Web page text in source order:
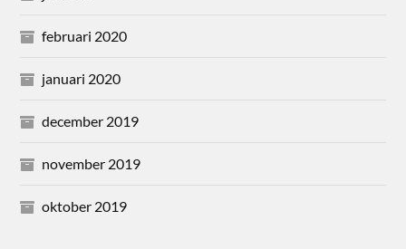
februari 2020
januari 2020
december 2019
november 2019
oktober 2019